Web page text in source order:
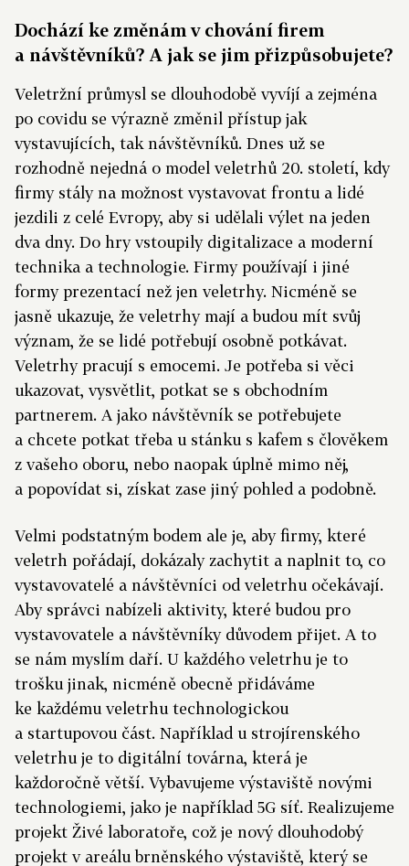
Dochází ke změnám v chování firem
a návštěvníků? A jak se jim přizpůsobujete?
Veletržní průmysl se dlouhodobě vyvíjí a zejména
po covidu se výrazně změnil přístup jak
vystavujících, tak návštěvníků. Dnes už se
rozhodně nejedná o model veletrhů 20. století, kdy
firmy stály na možnost vystavovat frontu a lidé
jezdili z celé Evropy, aby si udělali výlet na jeden
dva dny. Do hry vstoupily digitalizace a moderní
technika a technologie. Firmy používají i jiné
formy prezentací než jen veletrhy. Nicméně se
jasně ukazuje, že veletrhy mají a budou mít svůj
význam, že se lidé potřebují osobně potkávat.
Veletrhy pracují s emocemi. Je potřeba si věci
ukazovat, vysvětlit, potkat se s obchodním
partnerem. A jako návštěvník se potřebujete
a chcete potkat třeba u stánku s kafem s člověkem
z vašeho oboru, nebo naopak úplně mimo něj,
a popovídat si, získat zase jiný pohled a podobně.
Velmi podstatným bodem ale je, aby firmy, které
veletrh pořádají, dokázaly zachytit a naplnit to, co
vystavovatelé a návštěvníci od veletrhu očekávají.
Aby správci nabízeli aktivity, které budou pro
vystavovatele a návštěvníky důvodem přijet. A to
se nám myslím daří. U každého veletrhu je to
trošku jinak, nicméně obecně přidáváme
ke každému veletrhu technologickou
a startupovou část. Například u strojírenského
veletrhu je to digitální továrna, která je
každoročně větší. Vybavujeme výstaviště novými
technologiemi, jako je například 5G síť. Realizujeme
projekt Živé laboratoře, což je nový dlouhodobý
projekt v areálu brněnského výstaviště, který se